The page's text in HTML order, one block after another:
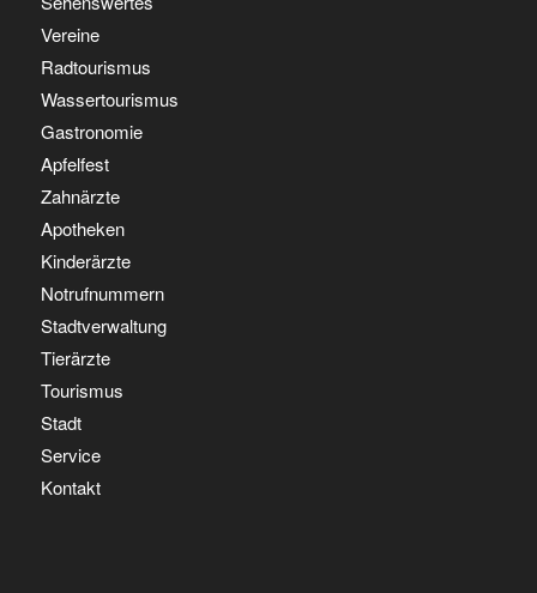
Vereine
Radtourismus
Wassertourismus
Gastronomie
Apfelfest
Zahnärzte
Apotheken
Kinderärzte
Notrufnummern
Stadtverwaltung
Tierärzte
Tourismus
Stadt
Service
Kontakt